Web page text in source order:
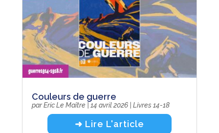
Couleurs de guerre
parEric Le Maître 14 avril 2026| Livres 14-18
➜ Lire L'article